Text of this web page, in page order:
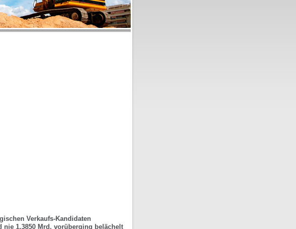
Verkaufs-Kandidaten
nie 1,3850 Mrd. vorüberging belächelt